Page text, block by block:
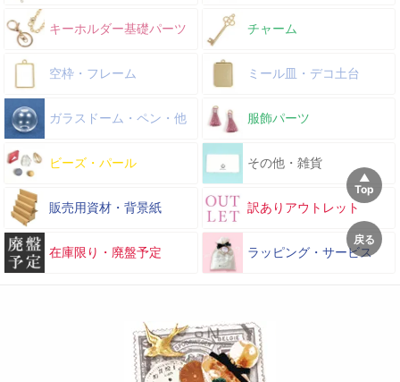
キーホルダー基礎パーツ チャーム
空枠・フレーム ミール皿・デコ土台
ガラスドーム・ペン・他 服飾パーツ
ビーズ・パール その他・雑貨
販売用資材・背景紙 訳ありアウトレット
在庫限り・廃盤予定 ラッピング・サービス